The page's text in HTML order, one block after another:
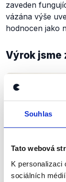
Souhlas
Tato webová
K personalizaci
sociálních
zaveden
vázána výše
hodnocen jako
Výrok jsme